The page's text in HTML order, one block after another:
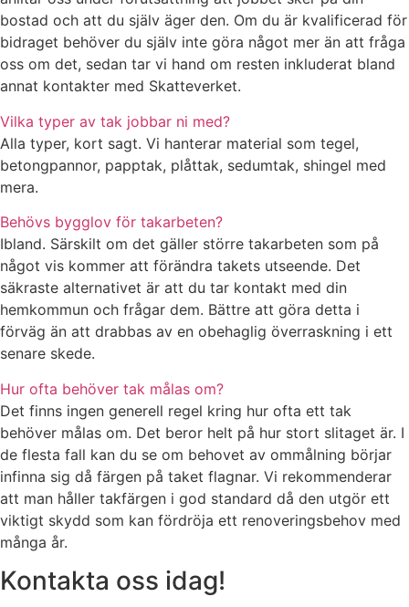
bostad och att du själv äger den. Om du är kvalificerad för
bidraget behöver du själv inte göra något mer än att fråga
oss om det, sedan tar vi hand om resten inkluderat bland
annat kontakter med Skatteverket.
Vilka typer av tak jobbar ni med?
Alla typer, kort sagt. Vi hanterar material som tegel,
betongpannor, papptak, plåttak, sedumtak, shingel med
mera.
Behövs bygglov för takarbeten?
Ibland. Särskilt om det gäller större takarbeten som på
något vis kommer att förändra takets utseende. Det
säkraste alternativet är att du tar kontakt med din
hemkommun och frågar dem. Bättre att göra detta i
förväg än att drabbas av en obehaglig överraskning i ett
senare skede.
Hur ofta behöver tak målas om?
Det finns ingen generell regel kring hur ofta ett tak
behöver målas om. Det beror helt på hur stort slitaget är. I
de flesta fall kan du se om behovet av ommålning börjar
infinna sig då färgen på taket flagnar. Vi rekommenderar
att man håller takfärgen i god standard då den utgör ett
viktigt skydd som kan fördröja ett renoveringsbehov med
många år.
Kontakta oss idag!